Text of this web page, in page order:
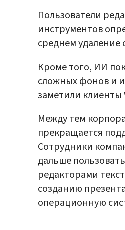
Пользователи
инструментов
среднем удаление
Кроме того, ИИ
сложных фонов и
заметили клиенты
Между тем
прекращается
Сотрудники
дальше
редакторами
созданию
операционную